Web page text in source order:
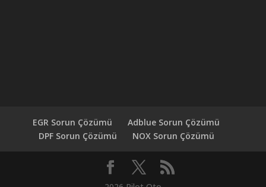
EGR Sorun Çözümü
Adblue Sorun Çözümü
DPF Sorun Çözümü
NOX Sorun Çözümü